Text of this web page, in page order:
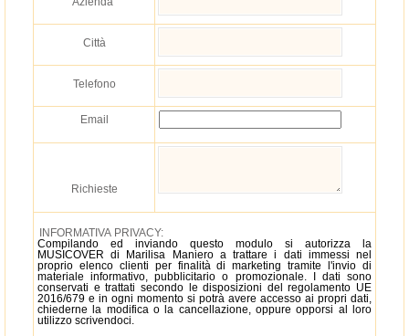
Città
Telefono
Email
Richieste
INFORMATIVA PRIVACY:
Compilando ed inviando questo modulo si autorizza la
MUSICOVER di Marilisa Maniero a trattare i dati immessi nel
proprio elenco clienti per finalità di marketing tramite l'invio di
materiale informativo, pubblicitario o promozionale. I dati sono
conservati e trattati secondo le disposizioni del regolamento UE
2016/679 e in ogni momento si potrà avere accesso ai propri dati,
chiederne la modifica o la cancellazione, oppure opporsi al loro
utilizzo scrivendoci.